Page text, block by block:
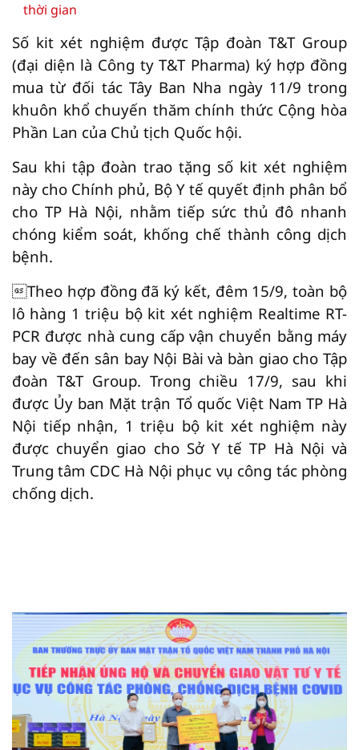
thời gian
Số kit xét nghiệm được Tập đoàn T&T Group
(đại diện là Công ty T&T Pharma) ký hợp đồng
mua từ đối tác Tây Ban Nha ngày 11/9 trong
khuôn khổ chuyến thăm chính thức Cộng hòa
Phần Lan của Chủ tịch Quốc hội.
Sau khi tập đoàn trao tặng số kit xét nghiệm
này cho Chính phủ, Bộ Y tế quyết định phân bổ
cho TP Hà Nội, nhằm tiếp sức thủ đô nhanh
chóng kiểm soát, khống chế thành công dịch
bệnh.
Theo hợp đồng đã ký kết, đêm 15/9, toàn bộ
lô hàng 1 triệu bộ kit xét nghiệm Realtime RT-
PCR được nhà cung cấp vận chuyển bằng máy
bay về đến sân bay Nội Bài và bàn giao cho Tập
đoàn T&T Group. Trong chiều 17/9, sau khi
được Ủy ban Mặt trận Tổ quốc Việt Nam TP Hà
Nội tiếp nhận, 1 triệu bộ kit xét nghiệm này
được chuyển giao cho Sở Y tế TP Hà Nội và
Trung tâm CDC Hà Nội phục vụ công tác phòng
chống dịch.